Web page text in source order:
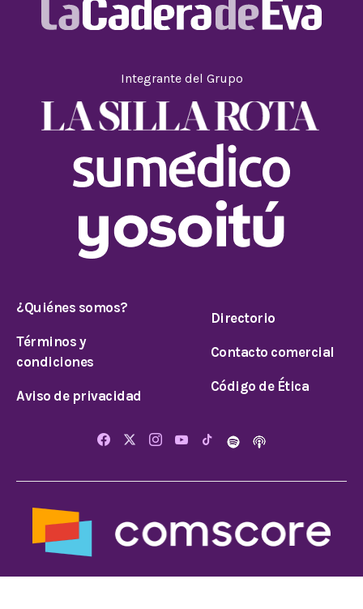
Integrante del Grupo
¿Quiénes somos?
Términos y
condiciones
Aviso de privacidad
Directorio
Contacto comercial
Código de Ética